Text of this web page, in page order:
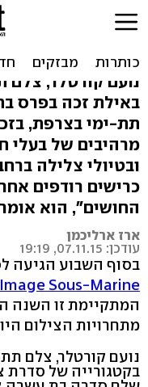
כריש
ישראלי
נועם קורטלר, צלם
באילת זכה בפרס
תת-ימי בצרפת,
מרהיבים של בעלי
ובטיולי צלילה
כרישים רודפים
החושים", הוא אומר
ארז ארליכמן
עודכן: 07.11.15, 19:19
בסוף השבוע הגיעה
Sous-Marine
מתחרויות הצילום
נועם קורטלר, צלם
בקטגורייה של סדרת